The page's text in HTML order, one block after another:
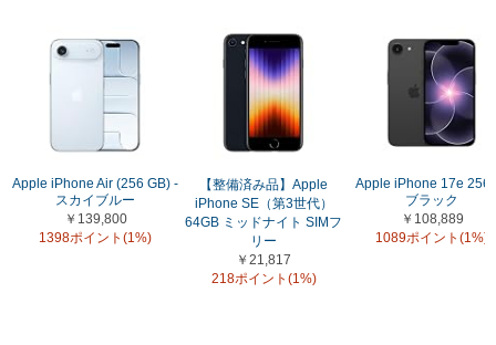
Apple iPhone Air (256 GB) -
スカイブルー
￥139,800
1398ポイント(1%)
【整備済み品】Apple
iPhone SE（第3世代）
64GB ミッドナイト SIMフ
リー
￥21,817
218ポイント(1%)
Apple iPhone 17e
ブラック
￥108,889
1089ポイント(1%)